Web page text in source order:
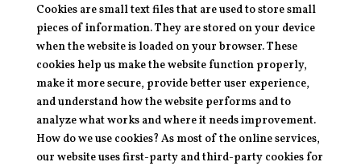
Cookies are small text files that are used to store small
pieces of information. They are stored on your device
when the website is loaded on your browser. These
cookies help us make the website function properly,
make it more secure, provide better user experience,
and understand how the website performs and to
analyze what works and where it needs improvement.
How do we use cookies? As most of the online services,
our website uses first-party and third-party cookies for